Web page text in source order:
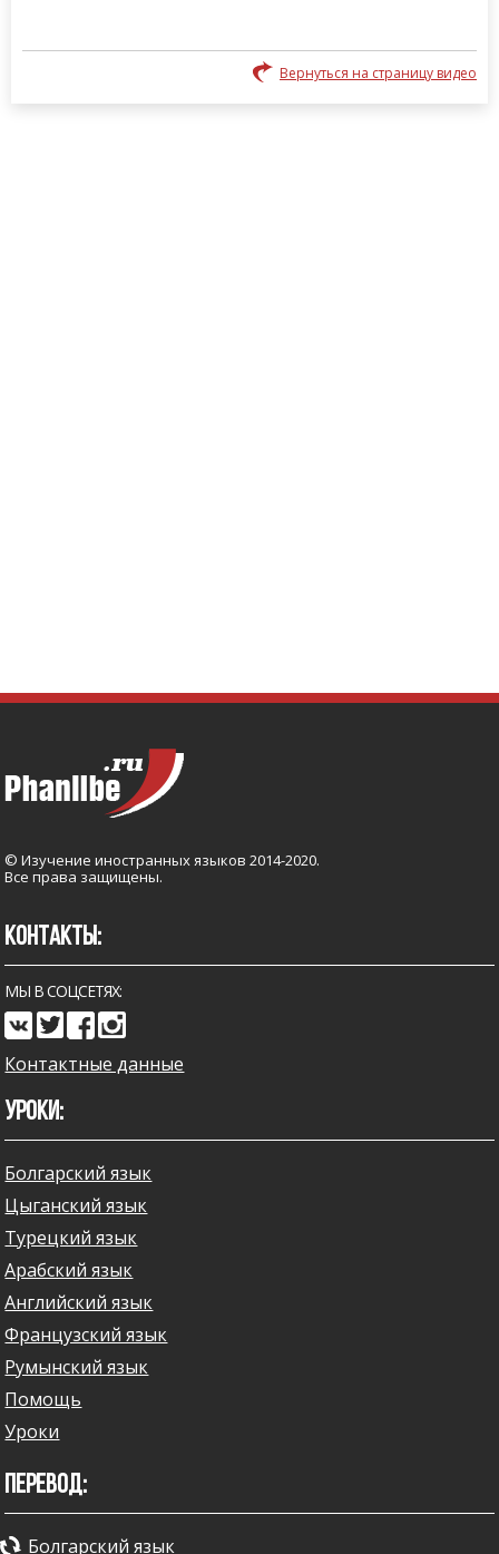
Вернуться на страницу видео
© Изучение иностранных языков 2014-2020.
Все права защищены.
УРОКИ:
Болгарский язык
Цыганский язык
Турецкий язык
Арабский язык
Английский язык
Французский язык
Румынский язык
Помощь
Уроки
ПЕРЕВОД:
Болгарский язык
КОНТАКТЫ:
МЫ В СОЦСЕТЯХ:
Контактные данные